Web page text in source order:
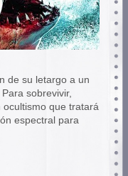
de su letargo a un
sobrevivir,
que tratará
espectral para